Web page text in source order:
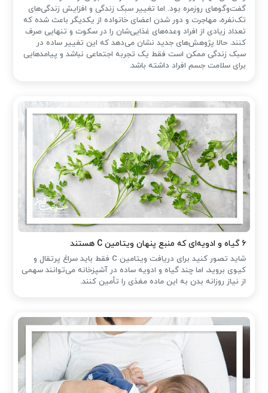
گفت‌وگوهای روزمره بود. اما تغییر سبک زندگی و افزایش زندگی‌های
تک‌نفره، مهاجرت و دور شدن اعضای خانواده از یکدیگر باعث شده که
تعداد زیادی از افراد وعده‌های غذایی‌شان را در سکوت و تنهایی صرف
کنند. حالا پژوهش‌های جدید نشان می‌دهد که این تغییر ساده در
سبک زندگی ممکن است فقط یک تجربه اجتماعی نباشد و پیامدهایی
برای سلامت جسم افراد داشته باشد.
۶ گیاه و ادویه‌ای که منبع پنهان ویتامین C هستند
شاید تصور کنید برای دریافت ویتامین C فقط باید سراغ پرتقال و
کیوی بروید، اما چند گیاه و ادویه ساده در آشپزخانه می‌توانند سهمی
از نیاز روزانه بدن به این ماده مغذی را تأمین کنند.